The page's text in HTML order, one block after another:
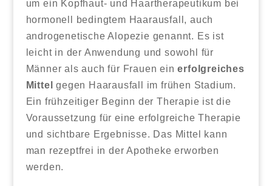
um ein Kopfhaut- und Haartherapeutikum bei
hormonell bedingtem Haarausfall, auch
androgenetische Alopezie genannt. Es ist
leicht in der Anwendung und sowohl für
Männer als auch für Frauen einerfolgreiches
Mittel gegen Haarausfall im frühen Stadium.
Ein frühzeitiger Beginn der Therapie ist die
Voraussetzung für eine erfolgreiche Therapie
und sichtbare Ergebnisse. Das Mittel kann
man rezeptfrei in der Apotheke erworben
werden.